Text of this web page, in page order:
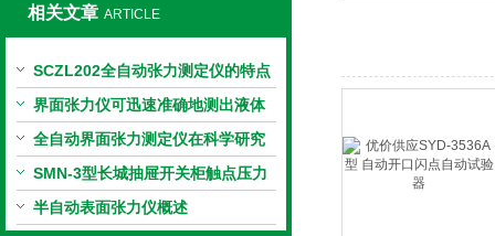
相关文章 ARTICLE
SCZL202全自动张力测定仪的特点
及技术参数
界面张力仪可迅速准确地测出液体
的表面张力值
全自动界面张力测定仪在科学研究
和工业应用中的重要性
SMN-3型长城抽屉开关柜触点压力
检测仪技术参数
半自动表面张力仪概述